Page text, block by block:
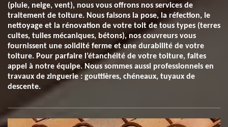
(pluie, neige, vent), nous vous offrons nos services de
traitement de toiture. Nous faisons la pose, la réfection, le
nettoyage et la rénovation de votre toit de tous types (terres
cuites, tuiles mécaniques, bétons), nos couvreurs vous
fournissent une solidité ferme et une durabilité de votre
toiture. Pour parfaire l’étanchéité de votre toiture, faites
appel à notre équipe. Nous sommes aussi professionnels en
travaux de zinguerie : gouttières, chéneaux, tuyaux de
descente.